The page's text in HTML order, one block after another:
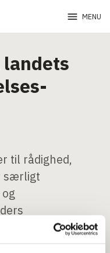
menu MENU
til rådighed,
særligt
mange
og find dit